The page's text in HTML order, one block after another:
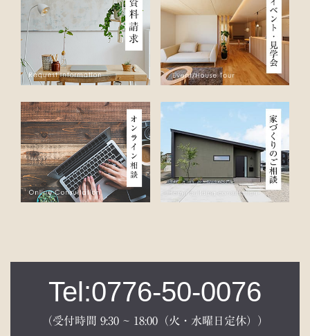
Tel:0776-50-0076
（受付時間 9:30 ~ 18:00（火・水曜日定休））